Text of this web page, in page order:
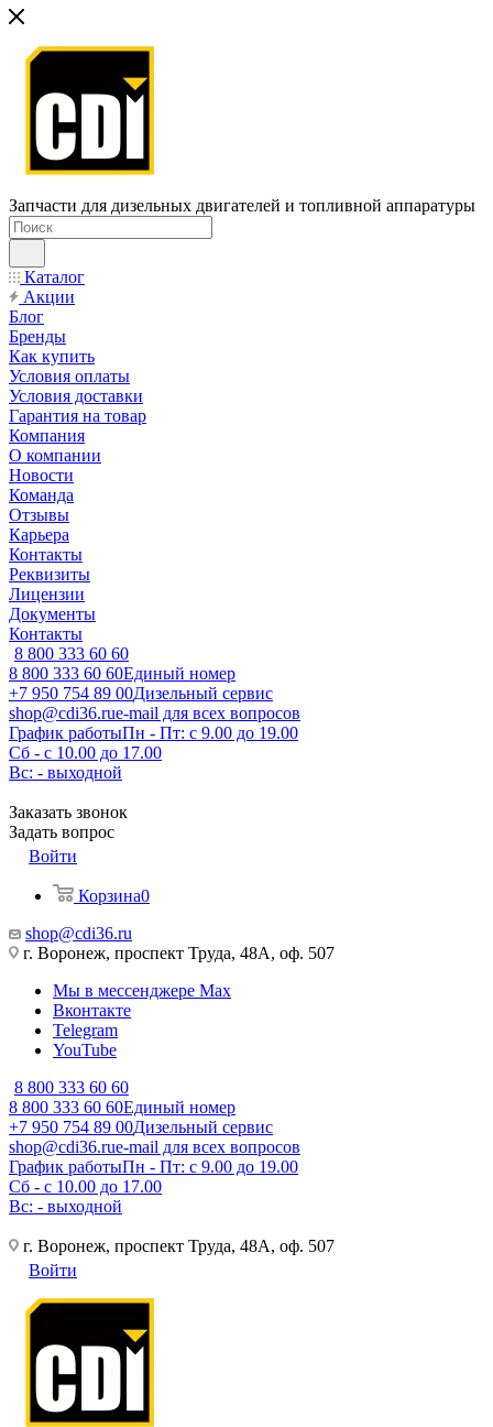
Запчасти для дизельных двигателей и топливной аппаратуры
Каталог
Акции
Блог
Бренды
Как купить
Условия оплаты
Условия доставки
Гарантия на товар
Компания
О компании
Новости
Команда
Отзывы
Карьера
Контакты
Реквизиты
Лицензии
Документы
Контакты
8 800 333 60 60
8 800 333 60 60Единый номер
+7 950 754 89 00Дизельный сервис
shop@cdi36.rue-mail для всех вопросов
График работыПн - Пт: с 9.00 до 19.00
Сб - с 10.00 до 17.00
Вс: - выходной
Заказать звонок
Задать вопрос
Войти
Корзина0
shop@cdi36.ru
г. Воронеж, проспект Труда, 48А, оф. 507
Мы в мессенджере Max
Вконтакте
Telegram
YouTube
8 800 333 60 60
8 800 333 60 60Единый номер
+7 950 754 89 00Дизельный сервис
shop@cdi36.rue-mail для всех вопросов
График работыПн - Пт: с 9.00 до 19.00
Сб - с 10.00 до 17.00
Вс: - выходной
г. Воронеж, проспект Труда, 48А, оф. 507
Войти